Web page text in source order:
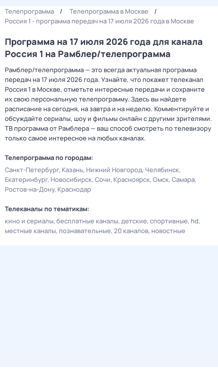
Телепрограмма
Телепрограмма в Москве
Россия 1 - программа передач на 17 июля 2026 года в Москве
Программа на 17 июля 2026 года для канала
Россия 1 на Рамблер/телепрограмма
Рамблер/телепрограмма — это всегда актуальная программа
передач на 17 июля 2026 года. Узнайте, что покажет телеканал
Россия 1 в Москве, отметьте интересные передачи и сохраните
их свою персональную телепрограмму. Здесь вы найдете
расписание на сегодня, на завтра и на неделю. Комментируйте и
обсуждайте сериалы, шоу и фильмы онлайн с другими зрителями.
ТВ программа от Рамблера — ваш способ смотреть по телевизору
только самое интересное на любых каналах.
Телепрограмма по городам:
Санкт-Петербург Казань Нижний Новгород Челябинск
Екатеринбург Новосибирск Сочи Красноярск Омск Самара
Ростов-на-Дону Краснодар
Телеканалы по тематикам:
кино и сериалы бесплатные каналы детские спортивные hd
местные каналы познавательные 20 каналов новостные